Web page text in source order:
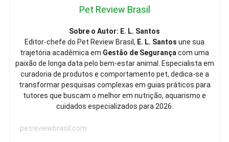
Pet Review Brasil
Sobre o Autor: E. L. Santos
Editor-chefe do Pet Review Brasil, E. L. Santos une sua
trajetória acadêmica em Gestão de Segurança com uma
paixão de longa data pelo bem-estar animal. Especialista em
curadoria de produtos e comportamento pet, dedica-se a
transformar pesquisas complexas em guias práticos para
tutores que buscam o melhor em nutrição, aquarismo e
cuidados especializados para 2026.
petreviewbrasil.com